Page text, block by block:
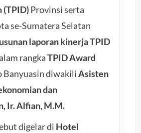
(TPID)Provinsi serta
se-Sumatera Selatan
laporan kinerja TPID
rangkaTPID Award
Banyuasin diwakiliAsisten
dan
Ir. Alfian, M.M.
digelar di Hotel